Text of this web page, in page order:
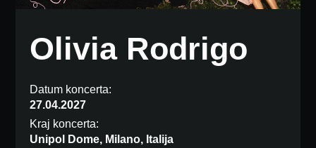
Olivia Rodrigo
Datum koncerta:
27.04.2027
Kraj koncerta:
Unipol Dome, Milano, Italija